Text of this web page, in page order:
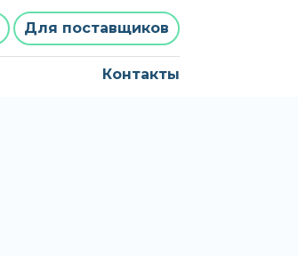
Для поставщиков
Контакты